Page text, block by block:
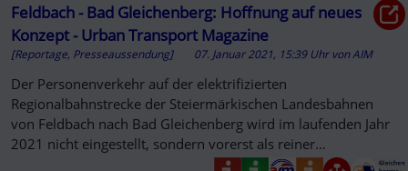
Feldbach - Bad Gleichenberg: Hoffnung auf neues
Konzept - Urban Transport Magazine
[Reportage, Presseaussendung] 07. Januar 2021, 15:39 Uhr vonAIM
Der Personenverkehr auf der elektrifizierten
Regionalbahnstrecke der Steiermärkischen Landesbahnen
von Feldbach nach Bad Gleichenberg wird im laufenden Jahr
2021 nicht eingestellt, sondern vorerst als reiner
Wochenendverkehr weitergeführt.